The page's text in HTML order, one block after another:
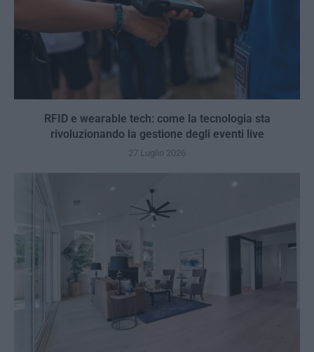
RFID e wearable tech: come la tecnologia sta
rivoluzionando la gestione degli eventi live
27 Luglio 2026